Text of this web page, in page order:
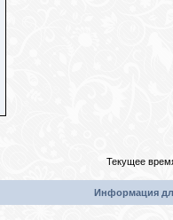
Текущее
Информация